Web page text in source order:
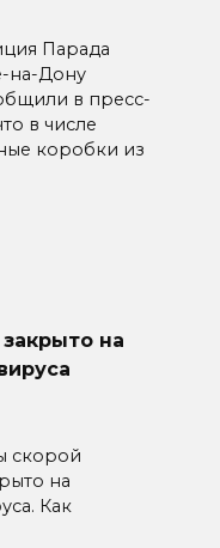
Парада
на-Дону
в пресс-
в числе
коробки из
на
скорой
на
Как